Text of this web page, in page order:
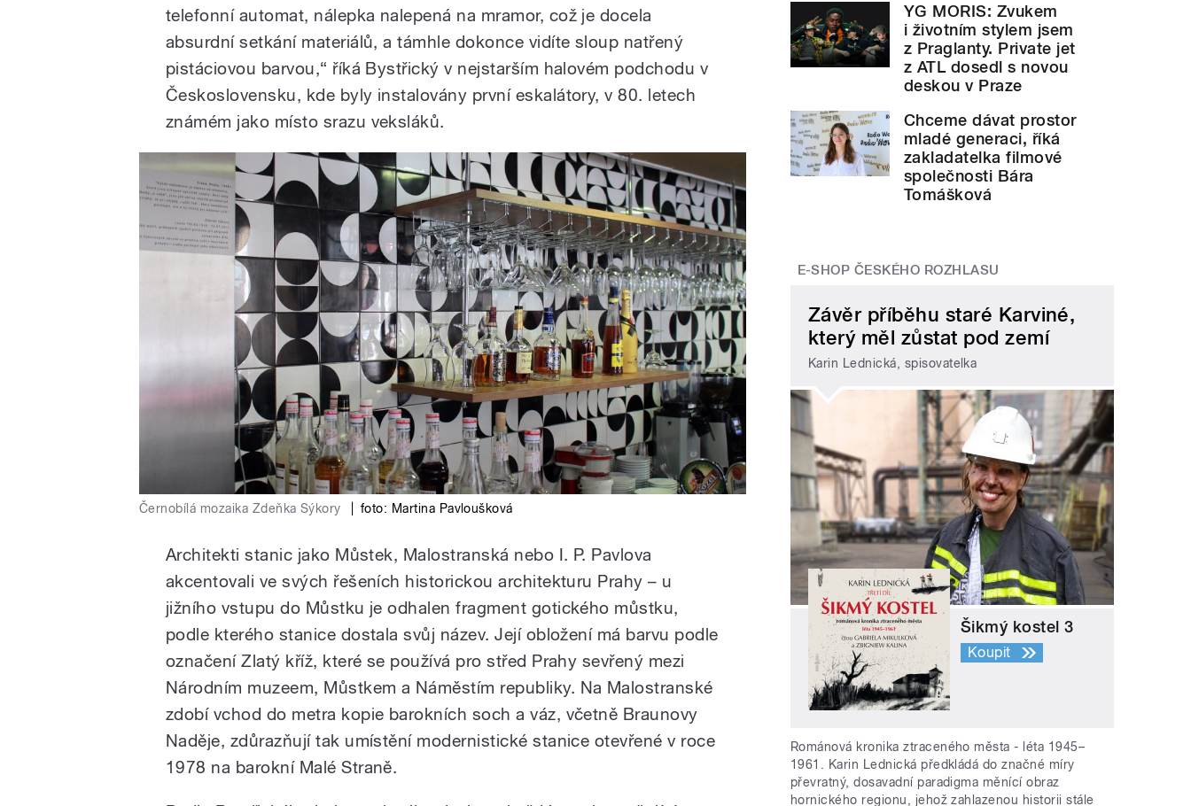
telefonní automat, nálepka nalepená na mramor, což je docela
absurdní setkání materiálů, a támhle dokonce vidíte sloup natřený
pistáciovou barvou,“ říká Bystřický v nejstarším halovém podchodu v
Československu, kde byly instalovány první eskalátory, v 80. letech
známém jako místo srazu veksláků.
Černobílá mozaika Zdeňka Sýkory foto: Martina Pavloušková
Architekti stanic jako Můstek, Malostranská nebo I. P. Pavlova
akcentovali ve svých řešeních historickou architekturu Prahy – u
jižního vstupu do Můstku je odhalen fragment gotického můstku,
podle kterého stanice dostala svůj název. Její obložení má barvu podle
označení Zlatý kříž, které se používá pro střed Prahy sevřený mezi
Národním muzeem, Můstkem a Náměstím republiky. Na Malostranské
zdobí vchod do metra kopie barokních soch a váz, včetně Braunovy
Naděje, zdůrazňují tak umístění modernistické stanice otevřené v roce
1978 na barokní Malé Straně.
YG MORIS: Zvukem
i životním stylem jsem
z Praglanty. Private jet
z ATL dosedl s novou
deskou v Praze
Chceme dávat prostor
mladé generaci, říká
zakladatelka filmové
společnosti Bára
Tomášková
E-SHOP ČESKÉHO ROZHLASU
Závěr příběhu staré Karviné,
který měl zůstat pod zemí
Karin Lednická, spisovatelka
Šikmý kostel 3
Koupit
Románová kronika ztraceného města - léta 1945–
1961. Karin Lednická předkládá do značné míry
převratný, dosavadní paradigma měnící obraz
hornického regionu, jehož zahlazenou historii stále